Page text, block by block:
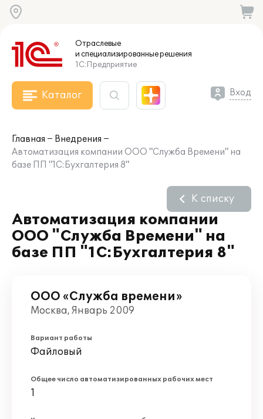
Отраслевые
и специализированныерешения
1С:Предприятие
Каталог Вход
Главная
Внедрения
Автоматизация компании ООО "Служба Времени" на
базе ПП "1С:Бухгалтерия 8"
Автоматизация компании
ООО "Служба Времени" на
базе ПП "1С:Бухгалтерия 8"
К списку
ООО «Служба времени»
Москва, Январь 2009
Вариант работы
Файловый
Общее число автоматизированных рабочих мест
1